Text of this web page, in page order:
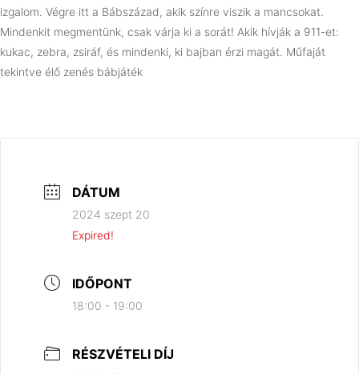
izgalom. Végre itt a Bábszázad, akik színre viszik a mancsokat.
Mindenkit megmentünk, csak várja ki a sorát! Akik hívják a 911-et:
kukac, zebra, zsiráf, és mindenki, ki bajban érzi magát. Műfaját
tekintve élő zenés bábjáték
DÁTUM
2024 szept 20
Expired!
IDŐPONT
18:00 - 19:00
RÉSZVÉTELI DÍJ